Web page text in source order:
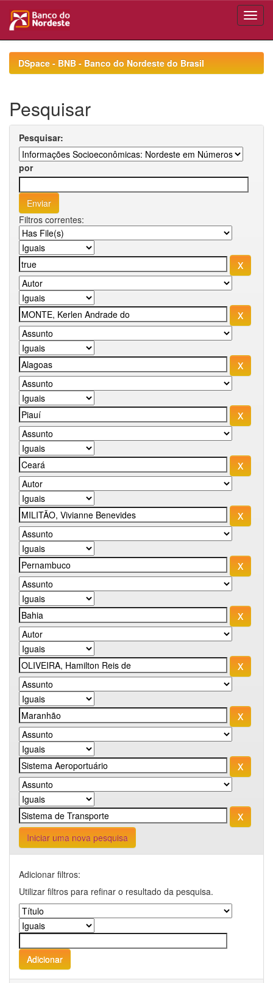
navigationDSpace - BNB - Banco do Nordeste do Brasil
Pesquisar
Pesquisar:
por
Filtros correntes:
Iniciar uma nova pesquisa
Adicionar filtros:
Utilizar filtros para refinar o resultado da pesquisa.